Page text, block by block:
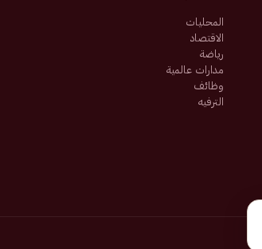
المحليات
الاقتصاد
رياضة
مدارات عالمية
وظائف
الترفيه